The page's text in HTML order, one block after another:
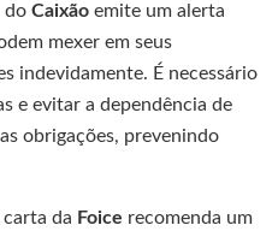
do Caixão emite um alerta
mexer em seus
indevidamente. É necessário
e evitar a dependência de
obrigações, prevenindo
carta da Foice recomenda um